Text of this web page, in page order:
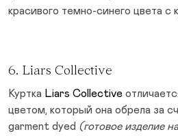
красивого темно-синего цвета с
6. Liars Collective
Куртка Liars Collective
цветом, который она обрела за
garment dyed (готовое изделие